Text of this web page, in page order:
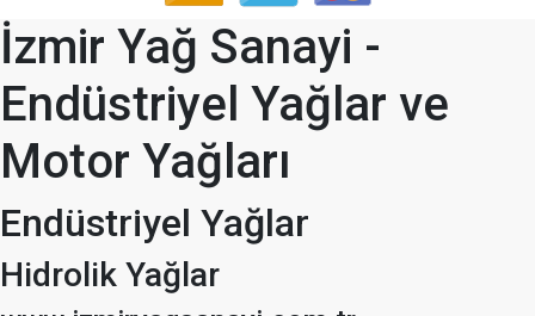
İzmir Yağ Sanayi -
Endüstriyel Yağlar ve
Motor Yağları
Endüstriyel Yağlar
Hidrolik Yağlar